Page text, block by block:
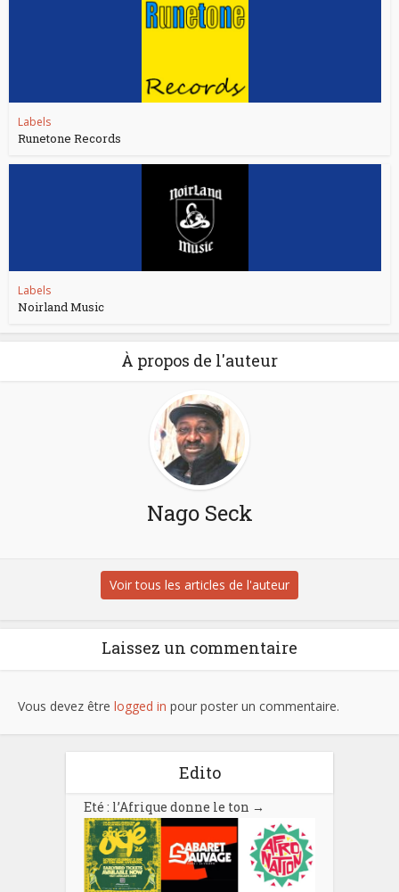
Labels
Runetone Records
Labels
Noirland Music
À propos de l'auteur
Nago Seck
Voir tous les articles de l'auteur
Laissez un commentaire
Vous devez être logged in pour poster un commentaire.
Edito
Eté : l’Afrique donne le ton →